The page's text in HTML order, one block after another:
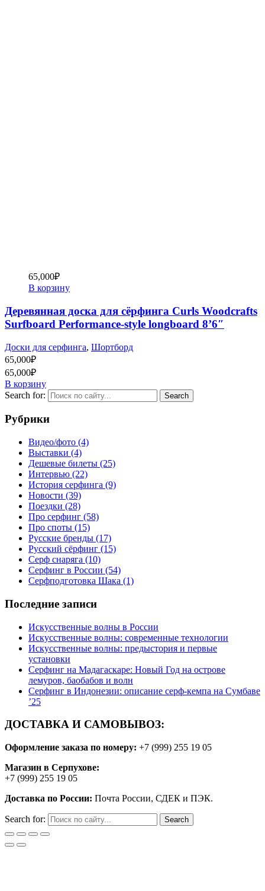
65,000₽
В корзину
Деревянная доска для сёрфинга Curls Woodcrafts
Surfboard Performance-style longboard 8’6″
Доски для серфинга, Шортборд
65,000₽
65,000₽
В корзину
Search for:
Рубрики
Видео/фото (4)
Выставки (4)
Дешевые билеты (25)
Интервью (22)
История серфинга (9)
Новости (39)
Поездки (28)
Про серфинг (58)
Про споты (15)
Русские бренды (17)
Русский сёрфинг (15)
Серф снаряга (10)
Серфинг в России (54)
Серфподготовка Шака (1)
Последние записи
Искусственные волны в России
Искусственные волны: современные технологии
Искусственные волны: предыстория и первые
установки
Серфинг на Мадагаскаре: Новый Год на острове
лемуров, баобабов и волн
Серфинг в Индонезии: описание серф-кемпа на Сумбаве
’25
ДОСТАВКА И САМОВЫВОЗ:
Оформление заказа по номеру: +7 (999) 255 19 05
Магазин в Серпухове:
+7 (999) 255 19 05
Доставка по России: Почта России, СДЕК и ПЭК.
Search for: